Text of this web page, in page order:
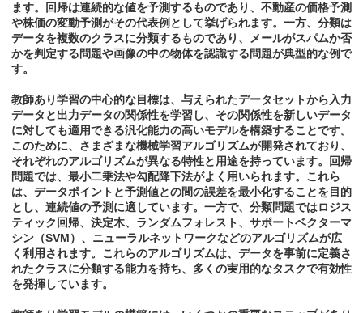
ます。回帰は連続的な値を予測するものであり、不動産の価格予測
や株価の変動予測がその代表例として挙げられます。一方、分類は
データを複数のクラスに分類するものであり、メールがスパムか否
かを判定する問題や画像の中の物体を認識する問題が典型的な例で
す。
教師あり学習の中心的な目標は、与えられたデータセットから入力
データと出力データの関係性を学習し、その関係性を新しいデータ
に対しても適用できる汎化能力の高いモデルを構築することです。
このために、さまざまな機械学習アルゴリズムが開発されており、
それぞれのアルゴリズムが異なる特性と用途を持っています。回帰
問題では、最小二乗法や勾配降下法がよく用いられます。これら
は、データポイントと予測値との間の誤差を最小化することを目的
とし、連続値の予測に適しています。一方で、分類問題ではロジス
ティック回帰、決定木、ランダムフォレスト、サポートベクターマ
シン（SVM）、ニューラルネットワークなどのアルゴリズムが広
く利用されます。これらのアルゴリズムは、データを事前に定義さ
れたクラスに分類する能力を持ち、多くの実用的なタスクで有効性
を発揮しています。